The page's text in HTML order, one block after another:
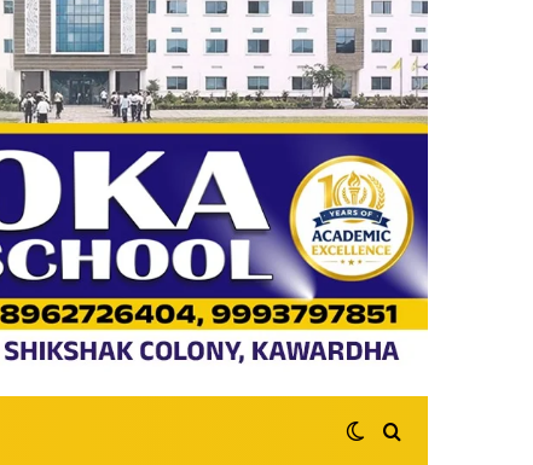
Switch skin
Search for